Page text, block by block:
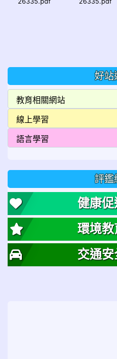
好站
評鑑
健康促
環境教
交通